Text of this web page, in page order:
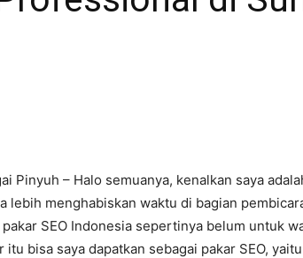
Pinyuh – Halo semuanya, kenalkan saya
lebih menghabiskan waktu di bagian
SEO Indonesia sepertinya belum untuk
bisa saya dapatkan sebagai pakar SEO,